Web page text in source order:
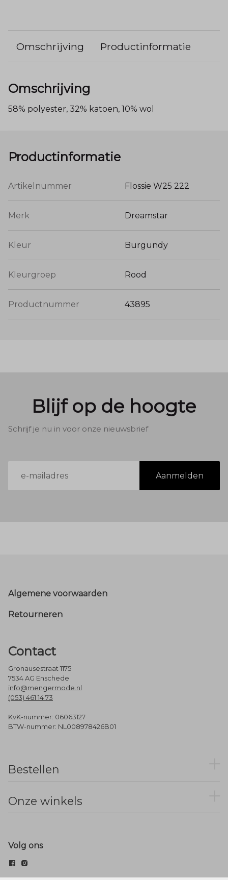
Omschrijving Productinformatie
Omschrijving
58% polyester, 32% katoen, 10% wol
Productinformatie
Artikelnummer Flossie W25 222
Merk Dreamstar
Kleur Burgundy
Kleurgroep Rood
Productnummer 43895
Blijf op de hoogte
Schrijf je nu in voor onze nieuwsbrief
mailadres
Aanmelden
Footer
Algemene voorwaarden
Retourneren
Contact
Gronausestraat 1175
7534 AG Enschede
info@mengermode.nl
(053) 461 14 73
KvK-nummer: 06063127
BTW-nummer: NL008978426B01
Bestellen
Onze winkels
Volg ons